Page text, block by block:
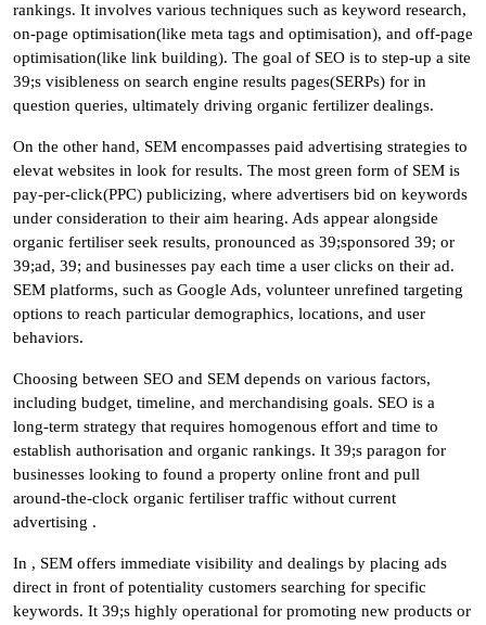
rankings. It involves various techniques such as keyword research,
on-page optimisation(like meta tags and optimisation), and off-page
optimisation(like link building). The goal of SEO is to step-up a site
39;s visibleness on search engine results pages(SERPs) for in
question queries, ultimately driving organic fertilizer dealings.
On the other hand, SEM encompasses paid advertising strategies to
elevat websites in look for results. The most green form of SEM is
pay-per-click(PPC) publicizing, where advertisers bid on keywords
under consideration to their aim hearing. Ads appear alongside
organic fertiliser seek results, pronounced as 39;sponsored 39; or
39;ad, 39; and businesses pay each time a user clicks on their ad.
SEM platforms, such as Google Ads, volunteer unrefined targeting
options to reach particular demographics, locations, and user
behaviors.
Choosing between SEO and SEM depends on various factors,
including budget, timeline, and merchandising goals. SEO is a
long-term strategy that requires homogenous effort and time to
establish authorisation and organic rankings. It 39;s paragon for
businesses looking to found a property online front and pull
around-the-clock organic fertiliser traffic without current
advertising .
In , SEM offers immediate visibility and dealings by placing ads
direct in front of potentiality customers searching for specific
keywords. It 39;s highly operational for promoting new products or